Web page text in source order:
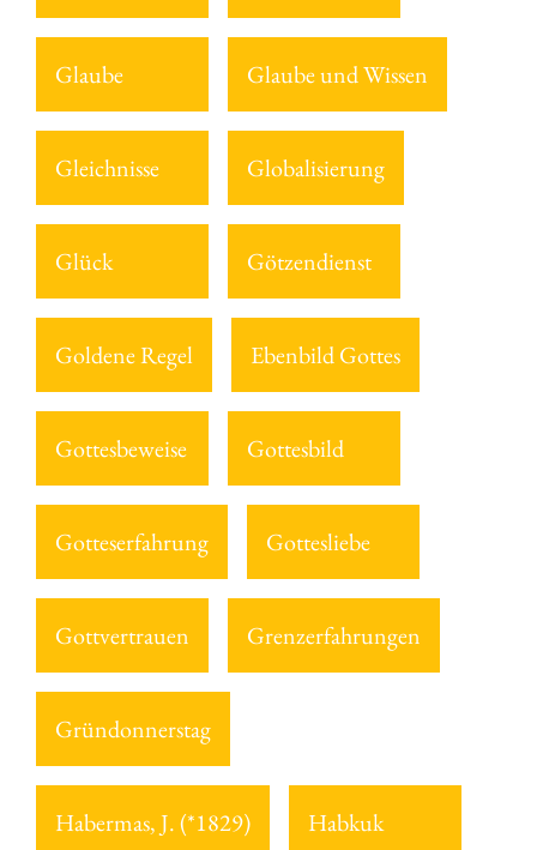
Glaube Glaube und Wissen
Gleichnisse Globalisierung
Glück Götzendienst
Goldene Regel Ebenbild Gottes
Gottesbeweise Gottesbild
Gotteserfahrung Gottesliebe
Gottvertrauen Grenzerfahrungen
Gründonnerstag
Habermas, J. (*1829) Habkuk